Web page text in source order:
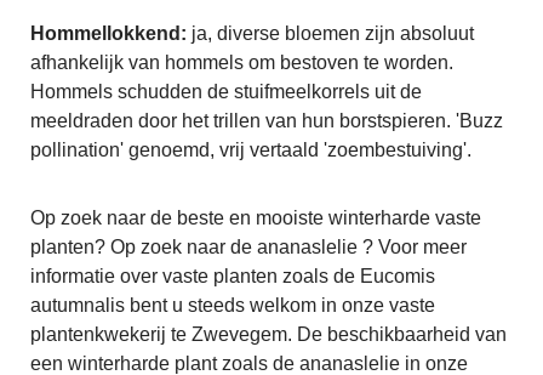
Hommellokkend: ja, diverse bloemen zijn absoluut
afhankelijk van hommels om bestoven te worden.
Hommels schudden de stuifmeelkorrels uit de
meeldraden door het trillen van hun borstspieren. 'Buzz
pollination' genoemd, vrij vertaald 'zoembestuiving'.
Op zoek naar de beste en mooiste winterharde vaste
planten? Op zoek naar de ananaslelie ? Voor meer
informatie over vaste planten zoals de Eucomis
autumnalis bent u steeds welkom in onze vaste
plantenkwekerij te Zwevegem. De beschikbaarheid van
een winterharde plant zoals de ananaslelie in onze